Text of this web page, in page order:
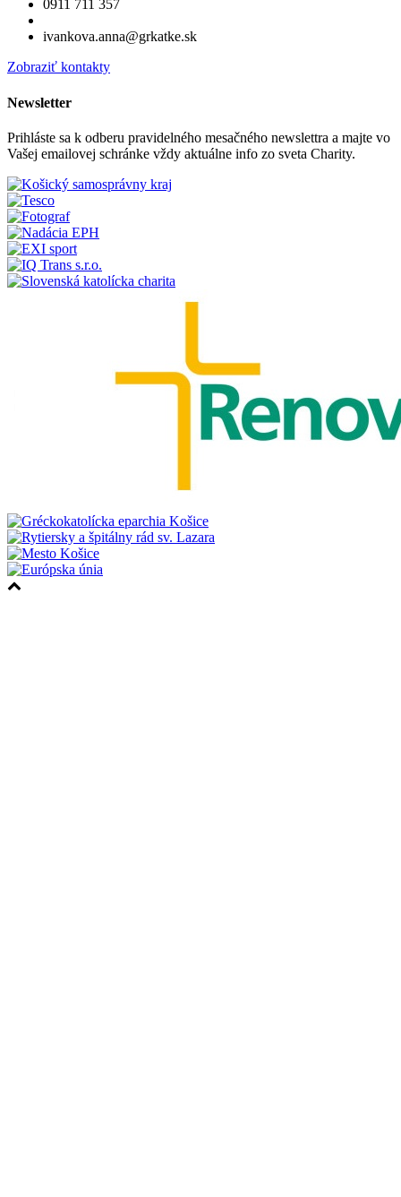
0911 711 357
ivankova.anna@grkatke.sk
Zobraziť kontakty
Newsletter
Prihláste sa k odberu pravidelného mesačného newslettra a majte vo
Vašej emailovej schránke vždy aktuálne info zo sveta Charity.